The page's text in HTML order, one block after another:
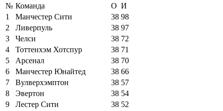
№ Команда О И
1
Манчестер Сити 38 98
2
Ливерпуль 38 97
3
Челси 38 72
4
Тоттенхэм Хотспур 38 71
5
Арсенал 38 70
6
Манчестер Юнайтед 38 66
7
Вулверхэмптон 38 57
8
Эвертон 38 54
9
Лестер Сити 38 52